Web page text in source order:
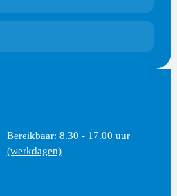
Bereikbaar: 8.30 - 17.00 uur
(werkdagen)